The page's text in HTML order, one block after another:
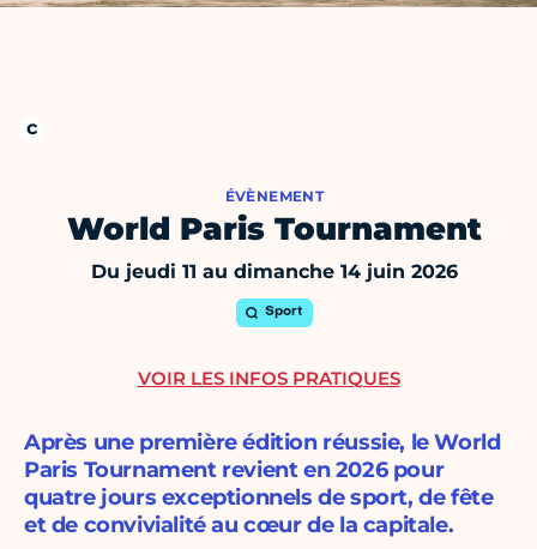
ÉVÈNEMENT
World Paris Tournament
Du jeudi 11 au dimanche 14 juin 2026
Sport
Après une première édition réussie, le World
Paris Tournament revient en 2026 pour
quatre jours exceptionnels de sport, de fête
et de convivialité au cœur de la capitale.
VOIR LES INFOS PRATIQUES